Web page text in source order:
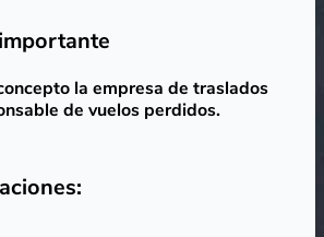
la empresa de traslados
de vuelos perdidos.